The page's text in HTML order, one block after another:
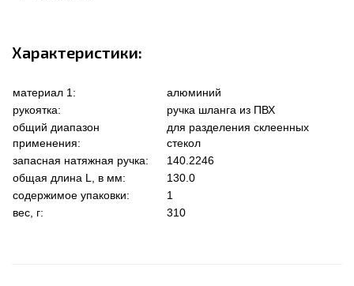
Характеристики:
материал 1:
алюминий
рукоятка:
ручка шланга из ПВХ
общий диапазон
применения:
для разделения склеенных
стекол
запасная натяжная ручка:
140.2246
общая длина L, в мм:
130.0
содержимое упаковки:
1
вес, г:
310